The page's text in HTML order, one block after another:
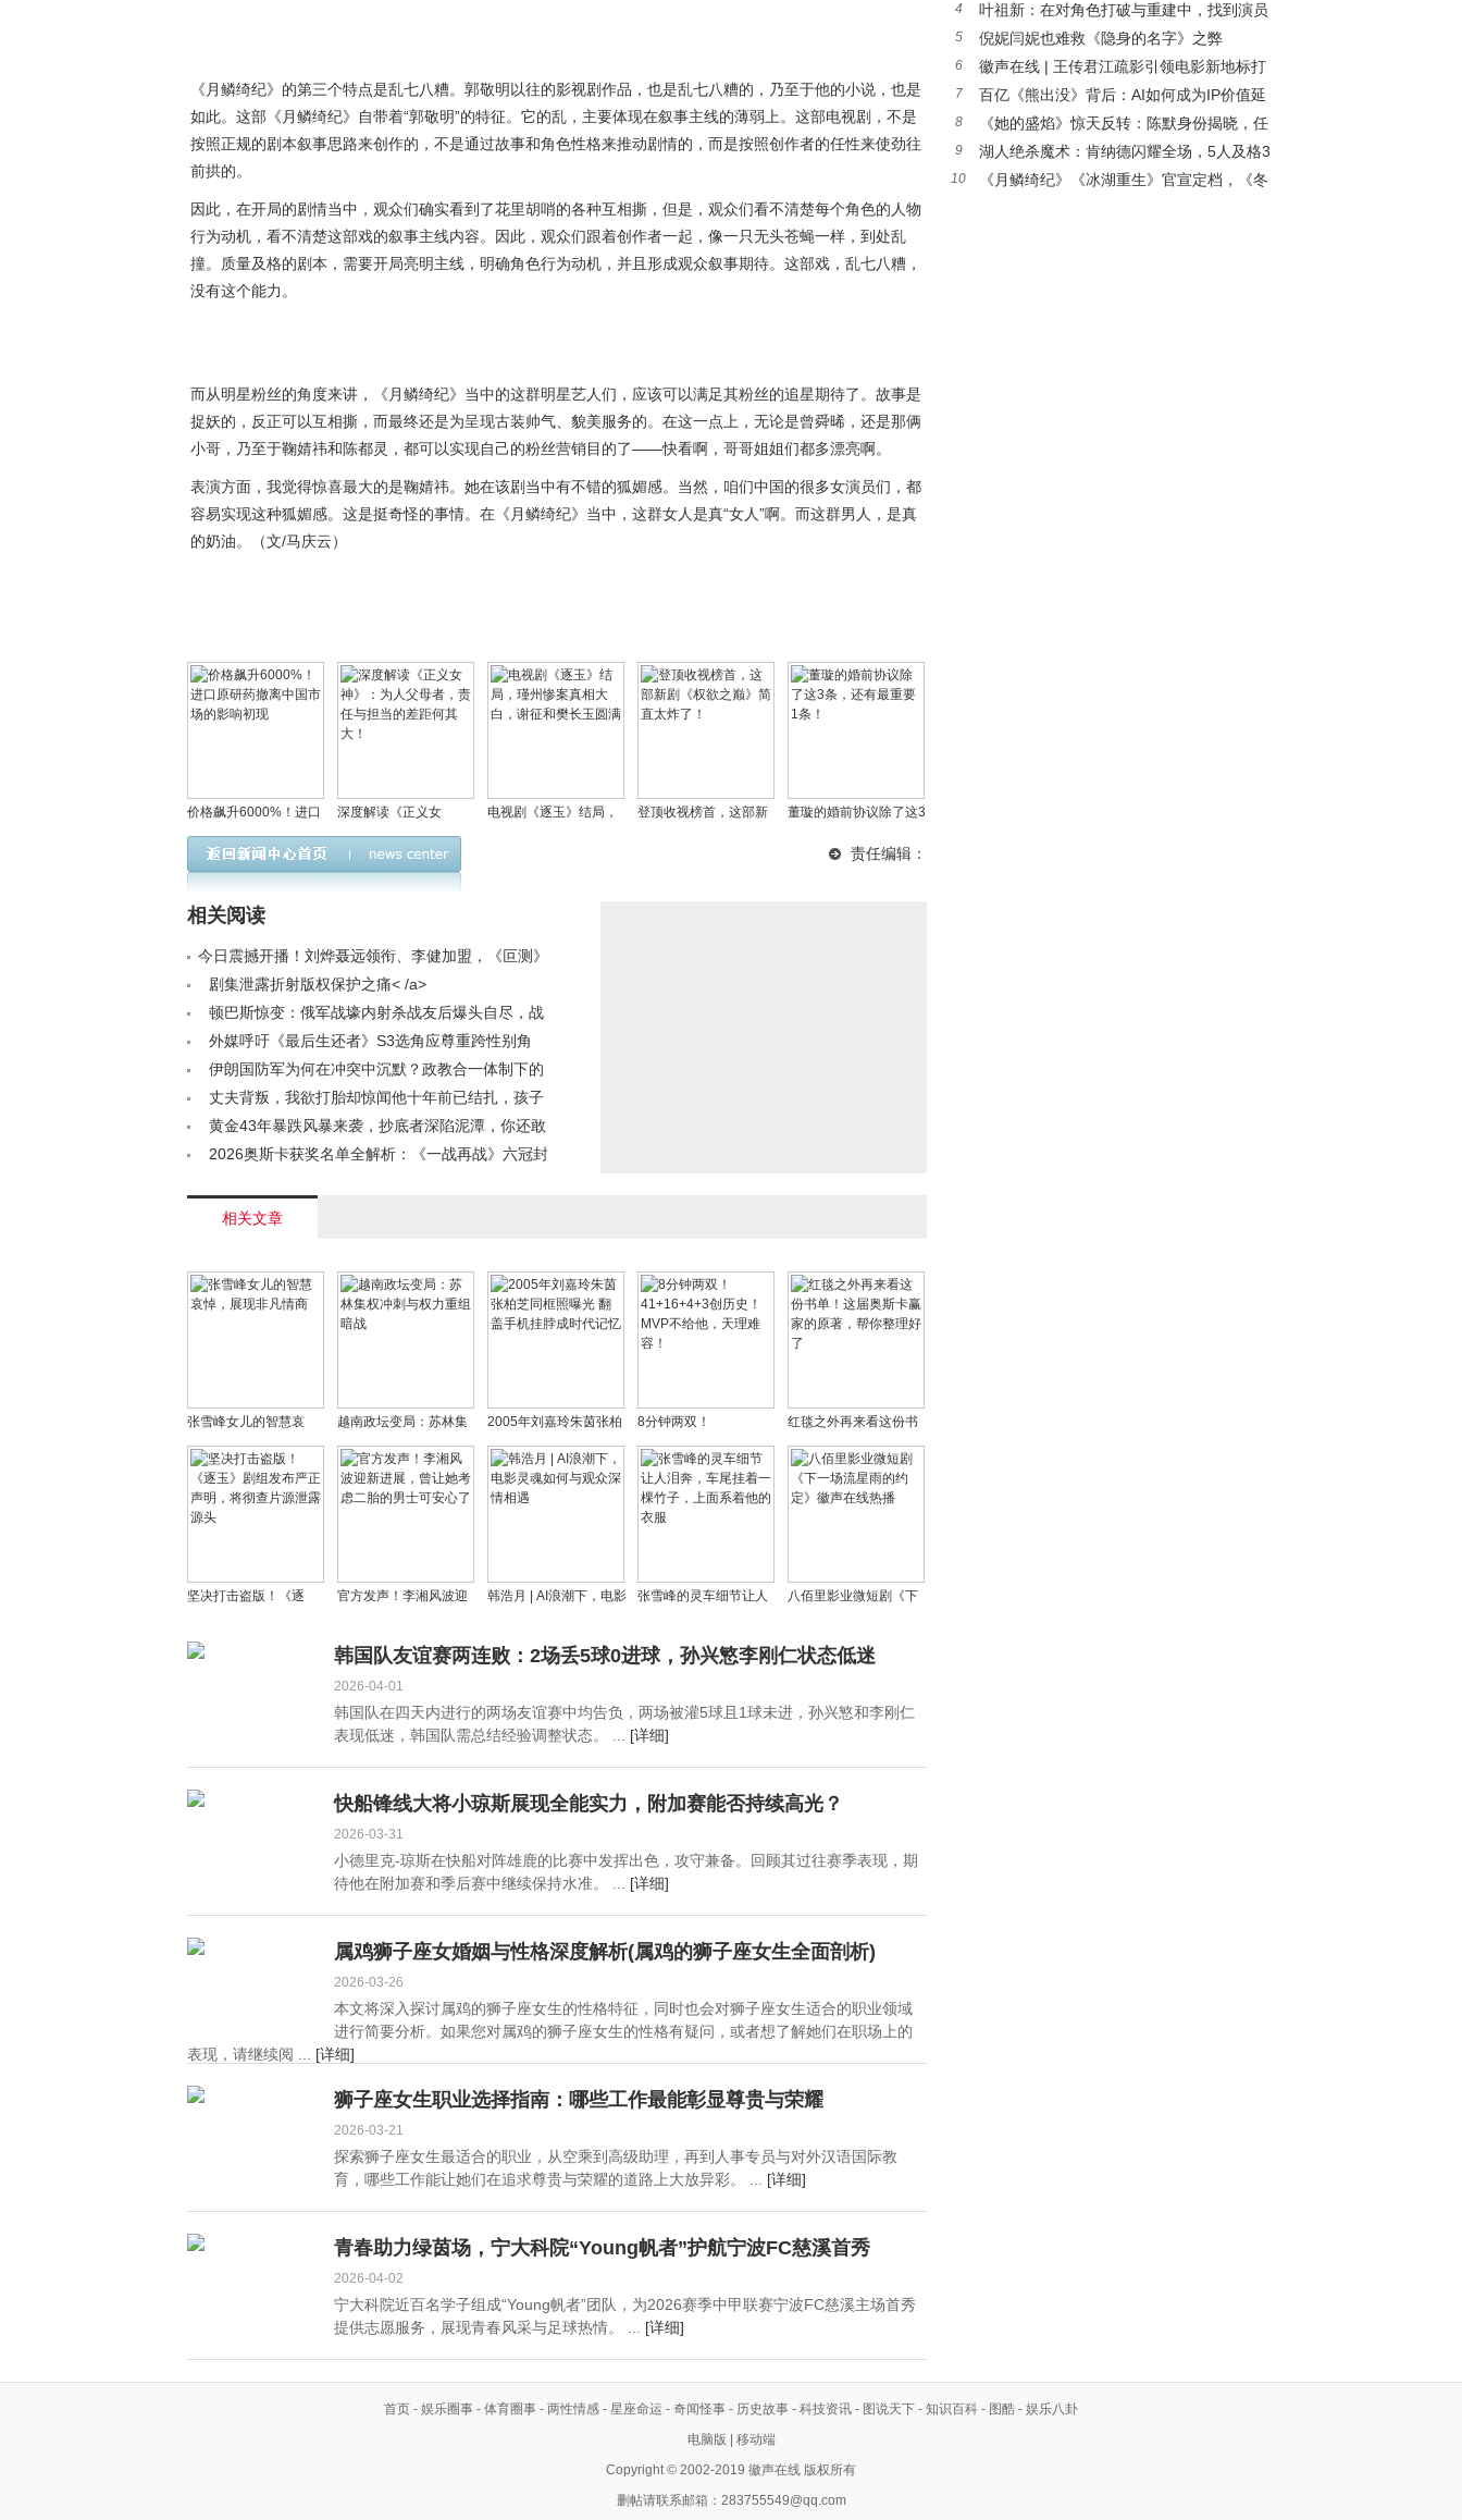
《月鳞绮纪》的第三个特点是乱七八糟。郭敬明以往的影视剧作品，也是乱七八糟的，乃至于他的小说，也是
如此。这部《月鳞绮纪》自带着“郭敬明”的特征。它的乱，主要体现在叙事主线的薄弱上。这部电视剧，不是
按照正规的剧本叙事思路来创作的，不是通过故事和角色性格来推动剧情的，而是按照创作者的任性来使劲往
前拱的。
因此，在开局的剧情当中，观众们确实看到了花里胡哨的各种互相撕，但是，观众们看不清楚每个角色的人物
行为动机，看不清楚这部戏的叙事主线内容。因此，观众们跟着创作者一起，像一只无头苍蝇一样，到处乱
撞。质量及格的剧本，需要开局亮明主线，明确角色行为动机，并且形成观众叙事期待。这部戏，乱七八糟，
没有这个能力。
而从明星粉丝的角度来讲，《月鳞绮纪》当中的这群明星艺人们，应该可以满足其粉丝的追星期待了。故事是
捉妖的，反正可以互相撕，而最终还是为呈现古装帅气、貌美服务的。在这一点上，无论是曾舜晞，还是那俩
小哥，乃至于鞠婧祎和陈都灵，都可以实现自己的粉丝营销目的了——快看啊，哥哥姐姐们都多漂亮啊。
表演方面，我觉得惊喜最大的是鞠婧祎。她在该剧当中有不错的狐媚感。当然，咱们中国的很多女演员们，都
容易实现这种狐媚感。这是挺奇怪的事情。在《月鳞绮纪》当中，这群女人是真“女人”啊。而这群男人，是真
的奶油。（文/马庆云）
价格飙升6000%！进口
原研药撤离中国市场的
影响初现
深度解读《正义女
神》：为人父母者，责
电视剧《逐玉》结局，
登顶收视榜首，这部新
董璇的婚前协议除了这3
责任编辑：
相关阅读
今日震撼开播！刘烨聂远领衔、李健加盟，《叵测》
能否超越《狂飙》？< /a>
剧集泄露折射版权保护之痛< /a>
顿巴斯惊变：俄军战壕内射杀战友后爆头自尽，战
争心理防线全面溃败< /a>
外媒呼吁《最后生还者》S3选角应尊重跨性别角
色，你怎么看？< /a>
伊朗国防军为何在冲突中沉默？政教合一体制下的
结构性困境< /a>
丈夫背叛，我欲打胎却惊闻他十年前已结扎，孩子
身世成谜< /a>
黄金43年暴跌风暴来袭，抄底者深陷泥潭，你还敢
盲目跟风吗？< /a>
2026奥斯卡获奖名单全解析：《一战再战》六冠封
相关文章
张雪峰女儿的智慧哀
悼，展现非凡情商
越南政坛变局：苏林集
权冲刺与权力重组暗战
2005年刘嘉玲朱茵张柏
芝同框照曝光 翻盖手机
挂脖成时代记忆
8分钟两双！
41+16+4+3创历史！
MVP不给他，天理难
容！
红毯之外再来看这份书
单！这届奥斯卡赢家的
原著，帮你整理好了
坚决打击盗版！《逐
明，将彻查片源泄露源
官方发声！李湘风波迎
胎的男士可安心了
韩浩月 | AI浪潮下，电影
遇
张雪峰的灵车细节让人
子，上面系着他的衣服
八佰里影业微短剧《下
声在线热播
韩国队友谊赛两连败：2场丢5球0进球，孙兴慜李刚仁状态低迷
2026-04-01
韩国队在四天内进行的两场友谊赛中均告负，两场被灌5球且1球未进，孙兴慜和李刚仁
表现低迷，韩国队需总结经验调整状态。 ... [详细]
快船锋线大将小琼斯展现全能实力，附加赛能否持续高光？
2026-03-31
小德里克-琼斯在快船对阵雄鹿的比赛中发挥出色，攻守兼备。回顾其过往赛季表现，期
待他在附加赛和季后赛中继续保持水准。 ... [详细]
属鸡狮子座女婚姻与性格深度解析(属鸡的狮子座女生全面剖析)
2026-03-26
本文将深入探讨属鸡的狮子座女生的性格特征，同时也会对狮子座女生适合的职业领域
进行简要分析。如果您对属鸡的狮子座女生的性格有疑问，或者想了解她们在职场上的
表现，请继续阅 ... [详细]
狮子座女生职业选择指南：哪些工作最能彰显尊贵与荣耀
2026-03-21
探索狮子座女生最适合的职业，从空乘到高级助理，再到人事专员与对外汉语国际教
育，哪些工作能让她们在追求尊贵与荣耀的道路上大放异彩。 ... [详细]
青春助力绿茵场，宁大科院“Young帆者”护航宁波FC慈溪首秀
2026-04-02
宁大科院近百名学子组成“Young帆者”团队，为2026赛季中甲联赛宁波FC慈溪主场首秀
提供志愿服务，展现青春风采与足球热情。 ... [详细]
脸在年代剧中的高级魅力
4
叶祖新：在对角色打破与重建中，找到演员
的质感丨对话
5 倪妮闫妮也难救《隐身的名字》之弊
6
徽声在线 | 王传君江疏影引领电影新地标打
卡热潮
7
百亿《熊出没》背后：AI如何成为IP价值延
伸的“放大器”?
8
《她的盛焰》惊天反转：陈默身份揭晓，任
静投靠饶雨瓷竟藏十年布局
9
湖人绝杀魔术：肯纳德闪耀全场，5人及格3
人低迷
10
《月鳞绮纪》《冰湖重生》官宣定档，《冬
首页 - 娱乐圈事 - 体育圈事 - 两性情感 - 星座命运 - 奇闻怪事 - 历史故事 - 科技资讯 - 图说天下 - 知识百科 - 图酷 - 娱乐八卦
电脑版
移动端
Copyright © 2002-2019 徽声在线 版权所有
删帖请联系邮箱： 283755549@qq.com